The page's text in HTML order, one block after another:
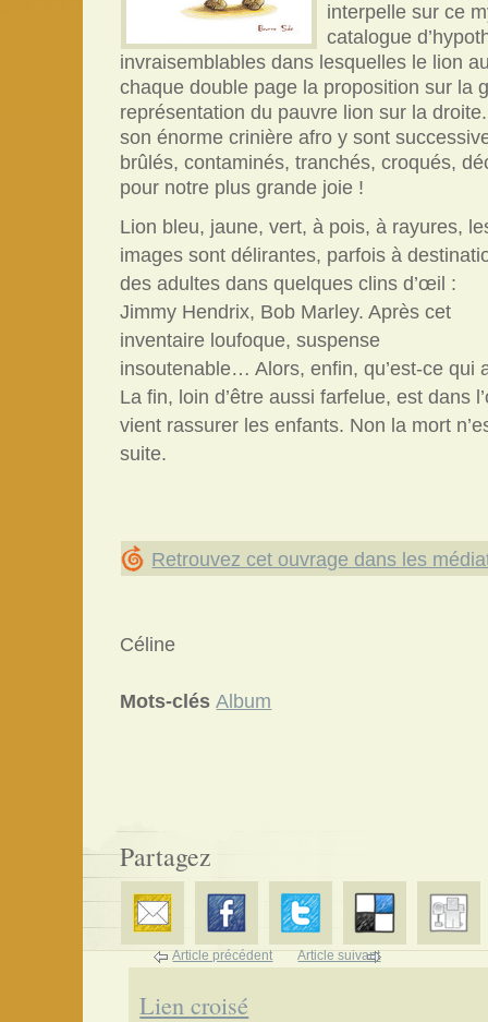
interpelle sur ce
catalogue
invraisemblables dans lesquelles le lion
chaque double page la proposition sur la
représentation du pauvre lion sur la
son énorme crinière afro y sont
brûlés, contaminés, tranchés, croqués,
pour notre plus grande joie !
Lion bleu, jaune, vert, à pois, à rayures,
images sont délirantes, parfois à
des adultes dans quelques clins d’œil :
Jimmy Hendrix, Bob Marley. Après cet
inventaire loufoque, suspense
insoutenable… Alors, enfin, qu’est-ce qui
La fin, loin d’être aussi farfelue, est dans
vient rassurer les enfants. Non la mort
suite.
Retrouvez cet ouvrage dans les
Céline
Mots-clésAlbum
Partagez
Article précédent Article suivant
Lien croisé